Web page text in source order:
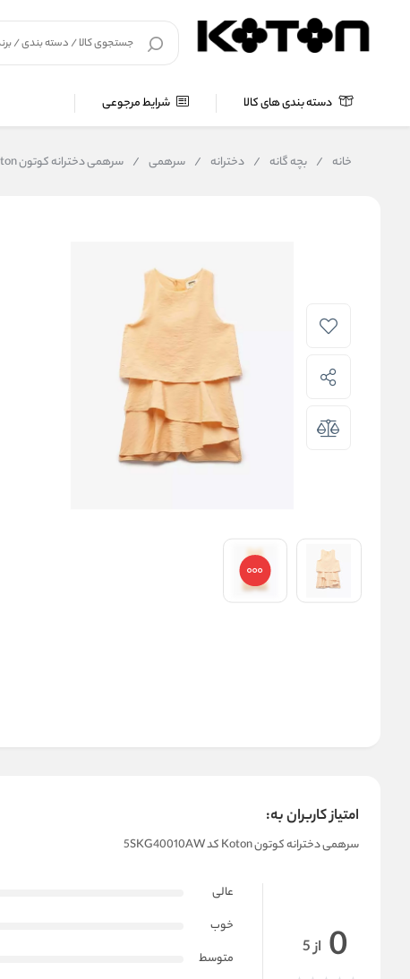
دسته بندی های کالا شرایط مرجوعی
خانه / بچه گانه / دخترانه / سرهمی / سرهمی دخترانه کوتون Koton کد 5SKG40010AW
امتیاز کاربران به:
سرهمی دخترانه کوتون Koton کد 5SKG40010AW
0 از 5
عالی
خوب
متوسط